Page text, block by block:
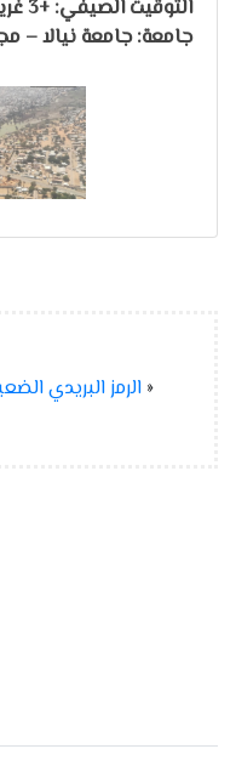
التوقيت الصيفي: +3 غرينيتش
جامعة: جامعة نيالا –
«الرمز البريدي